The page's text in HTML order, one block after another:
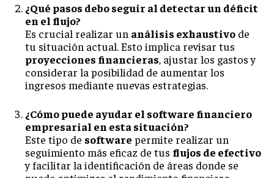
¿Qué pasos debo seguir al detectar un déficit
en el flujo?
Es crucial realizar un análisis exhaustivo de
tu situación actual. Esto implica revisar tus
proyecciones financieras, ajustar los gastos y
considerar la posibilidad de aumentar los
ingresos mediante nuevas estrategias.
¿Cómo puede ayudar el software financiero
empresarial en esta situación?
Este tipo de software permite realizar un
seguimiento más eficaz de tus flujos de efectivo
y facilitar la identificación de áreas donde se